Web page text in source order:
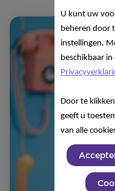
U kunt uw
beheren door
instellingen.
beschikbaar in
Door te
geeft u
van alle